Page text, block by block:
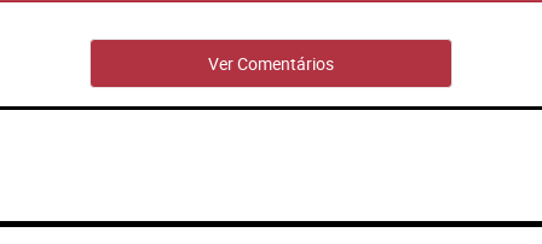
Ver Comentários